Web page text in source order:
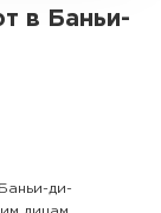
в Баньи-
ди-